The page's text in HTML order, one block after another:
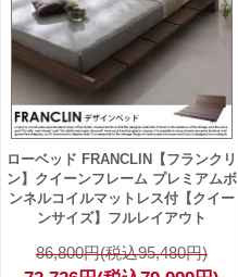
ローベッド FRANCLIN【フランクリ
ン】クイーンフレーム プレミアムボ
ンネルコイルマットレス付【クイー
ンサイズ】フルレイアウト
86,800円(税込95,480円)